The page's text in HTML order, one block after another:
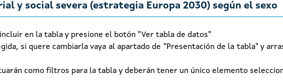
y social severa (estrategia Europa 2030) según el sexo
en la tabla y presione el botón "Ver tabla de datos"
si quere cambiarla vaya al apartado de "Presentación de la tabla" y
como filtros para la tabla y deberán tener un único elemento